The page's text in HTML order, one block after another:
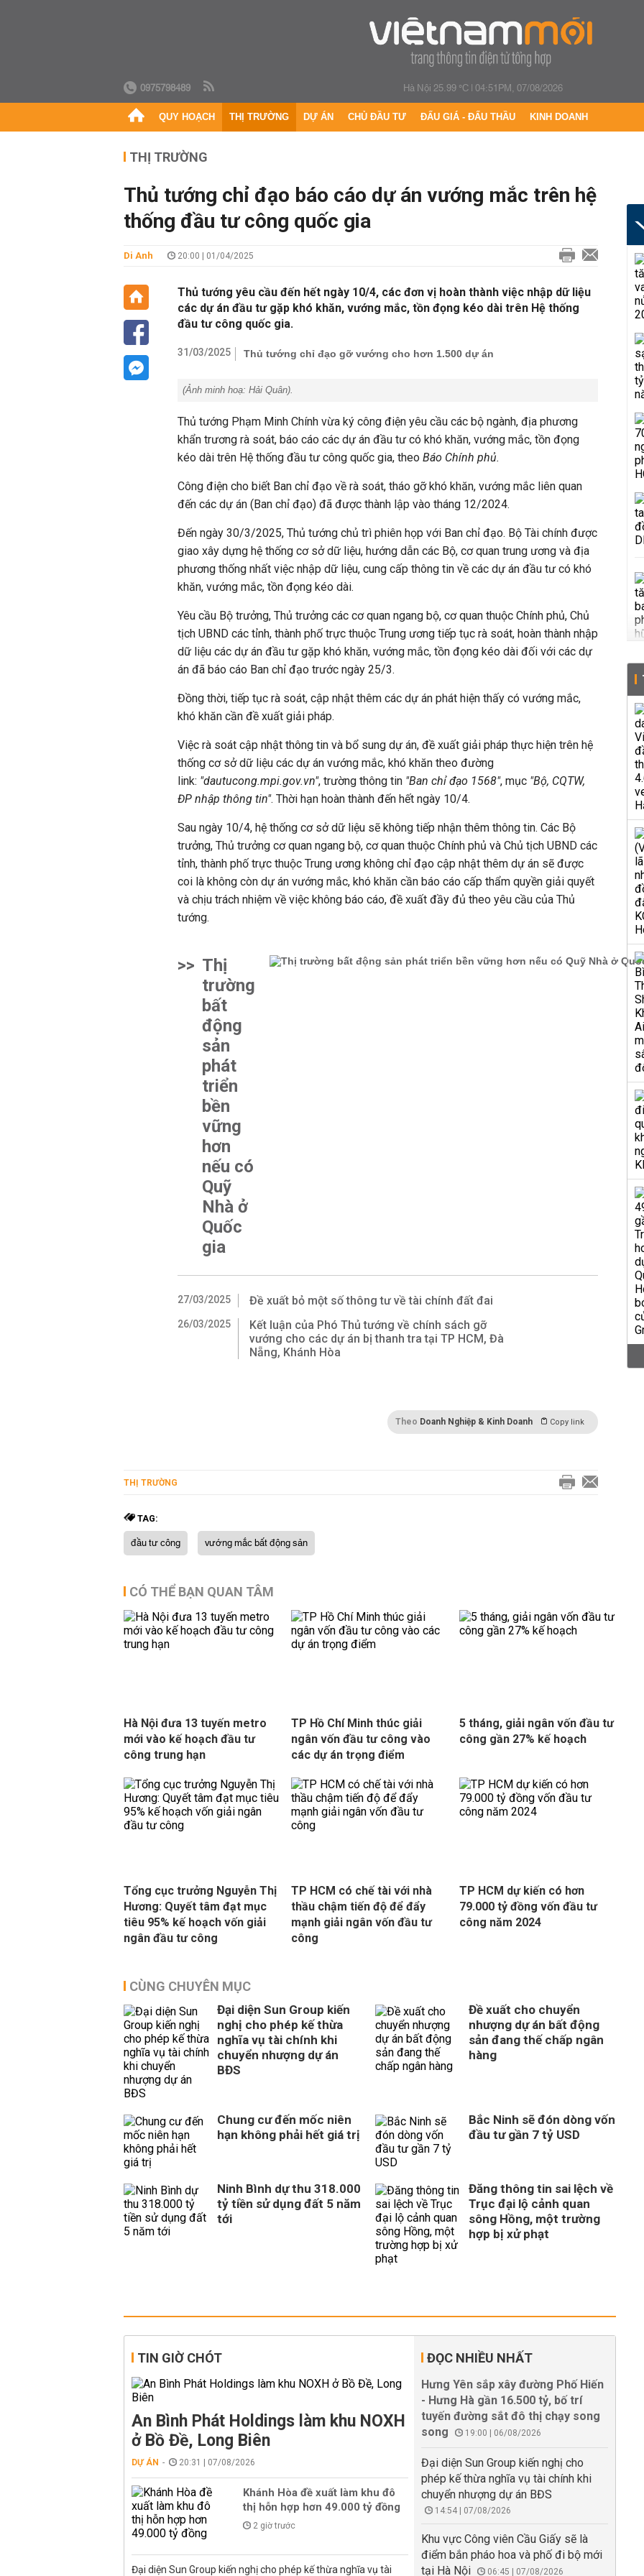
0975798489 Hà Nội 25.99 °C|04:51PM, 07/08/2026
QUY HOẠCH THỊ TRƯỜNG DỰ ÁN CHỦ ĐẦU TƯ ĐẤU GIÁ - ĐẤU THẦU KINH DOANH
THỊ TRƯỜNG
Thủ tướng chỉ đạo báo cáo dự án vướng mắc trên hệ
thống đầu tư công quốc gia
Di Anh 20:00 | 01/04/2025
Thủ tướng yêu cầu đến hết ngày 10/4, các đơn vị hoàn thành việc nhập dữ liệu
các dự án đầu tư gặp khó khăn, vướng mắc, tồn đọng kéo dài trên Hệ thống
đầu tư công quốc gia.
31/03/2025 Thủ tướng chỉ đạo gỡ vướng cho hơn 1.500 dự án
(Ảnh minh hoạ: Hải Quân).
Thủ tướng Phạm Minh Chính vừa ký công điện yêu cầu các bộ ngành, địa phương
khẩn trương rà soát, báo cáo các dự án đầu tư có khó khăn, vướng mắc, tồn đọng
kéo dài trên Hệ thống đầu tư công quốc gia, theo Báo Chính phủ.
Công điện cho biết Ban chỉ đạo về rà soát, tháo gỡ khó khăn, vướng mắc liên quan
đến các dự án (Ban chỉ đạo) đã được thành lập vào tháng 12/2024.
Đến ngày 30/3/2025, Thủ tướng chủ trì phiên họp với Ban chỉ đạo. Bộ Tài chính được
giao xây dựng hệ thống cơ sở dữ liệu, hướng dẫn các Bộ, cơ quan trung ương và địa
phương thống nhất việc nhập dữ liệu, cung cấp thông tin về các dự án đầu tư có khó
khăn, vướng mắc, tồn đọng kéo dài.
Yêu cầu Bộ trưởng, Thủ trưởng các cơ quan ngang bộ, cơ quan thuộc Chính phủ, Chủ
tịch UBND các tỉnh, thành phố trực thuộc Trung ương tiếp tục rà soát, hoàn thành nhập
dữ liệu các dự án đầu tư gặp khó khăn, vướng mắc, tồn đọng kéo dài đối với các dự
án đã báo cáo Ban chỉ đạo trước ngày 25/3.
Đồng thời, tiếp tục rà soát, cập nhật thêm các dự án phát hiện thấy có vướng mắc,
khó khăn cần đề xuất giải pháp.
Việc rà soát cập nhật thông tin và bổ sung dự án, đề xuất giải pháp thực hiện trên hệ
thống cơ sở dữ liệu các dự án vướng mắc, khó khăn theo đường
link: "dautucong.mpi.gov.vn", trường thông tin "Ban chỉ đạo 1568", mục "Bộ, CQTW,
ĐP nhập thông tin". Thời hạn hoàn thành đến hết ngày 10/4.
Sau ngày 10/4, hệ thống cơ sở dữ liệu sẽ không tiếp nhận thêm thông tin. Các Bộ
trưởng, Thủ trưởng cơ quan ngang bộ, cơ quan thuộc Chính phủ và Chủ tịch UBND các
tỉnh, thành phố trực thuộc Trung ương không chỉ đạo cập nhật thêm dự án sẽ được
coi là không còn dự án vướng mắc, khó khăn cần báo cáo cấp thẩm quyền giải quyết
và chịu trách nhiệm về việc không báo cáo, đề xuất đầy đủ theo yêu cầu của Thủ
tướng.
>> Thị
trường
bất
động
sản
phát
triển
bền
vững
hơn
nếu có
Quỹ
Nhà ở
Quốc
gia
27/03/2025 Đề xuất bỏ một số thông tư về tài chính đất đai
26/03/2025
Kết luận của Phó Thủ tướng về chính sách gỡ
vướng cho các dự án bị thanh tra tại TP HCM, Đà
Nẵng, Khánh Hòa
Theo Doanh Nghiệp & Kinh Doanh Copy link
THỊ TRƯỜNG
TAG:
đầu tư công vướng mắc bất động sản
CÓ THỂ BẠN QUAN TÂM
Hà Nội đưa 13 tuyến metro
mới vào kế hoạch đầu tư
công trung hạn
TP Hồ Chí Minh thúc giải
ngân vốn đầu tư công vào
các dự án trọng điểm
5 tháng, giải ngân vốn đầu tư
công gần 27% kế hoạch
Tổng cục trưởng Nguyễn Thị
Hương: Quyết tâm đạt mục
tiêu 95% kế hoạch vốn giải
ngân đầu tư công
TP HCM có chế tài với nhà
thầu chậm tiến độ để đẩy
mạnh giải ngân vốn đầu tư
công
TP HCM dự kiến có hơn
79.000 tỷ đồng vốn đầu tư
công năm 2024
CÙNG CHUYÊN MỤC
Đại diện Sun Group kiến
nghị cho phép kế thừa
nghĩa vụ tài chính khi
chuyển nhượng dự án
BĐS
Đề xuất cho chuyển
nhượng dự án bất động
sản đang thế chấp ngân
hàng
Chung cư đến mốc niên
hạn không phải hết giá trị
Bắc Ninh sẽ đón dòng vốn
đầu tư gần 7 tỷ USD
Ninh Bình dự thu 318.000
tỷ tiền sử dụng đất 5 năm
tới
Đăng thông tin sai lệch về
Trục đại lộ cảnh quan
sông Hồng, một trường
hợp bị xử phạt
TIN GIỜ CHÓT
An Bình Phát Holdings làm khu NOXH
ở Bồ Đề, Long Biên
DỰ ÁN 20:31 | 07/08/2026
Khánh Hòa đề xuất làm khu đô
thị hỗn hợp hơn 49.000 tỷ đồng
2 giờ trước
Đại diện Sun Group kiến nghị cho phép kế thừa nghĩa vụ tài
ĐỌC NHIỀU NHẤT
Hưng Yên sắp xây đường Phố Hiến
- Hưng Hà gần 16.500 tỷ, bố trí
tuyến đường sắt đô thị chạy song
song
19:00 | 06/08/2026
Đại diện Sun Group kiến nghị cho
phép kế thừa nghĩa vụ tài chính khi
chuyển nhượng dự án BĐS
14:54 | 07/08/2026
Khu vực Công viên Cầu Giấy sẽ là
điểm bắn pháo hoa và phố đi bộ mới
tại Hà Nội
06:45 | 07/08/2026